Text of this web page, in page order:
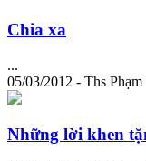
Chia xa
...
05/03/2012 - Ths
Những lời khen